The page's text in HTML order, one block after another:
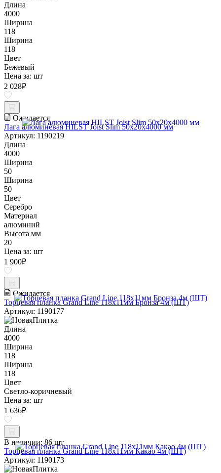
Длина
4000
Ширина
118
Ширина
118
Цвет
Бежевый
Цена за: шт
2 028₽
Ожидается
Лага алюминевая HILST Joist Slim 50х20х4000 мм
Артикул: 1190219
Длина
4000
Ширина
50
Ширина
50
Цвет
Серебро
Материал
алюминий
Высота мм
20
Цена за: шт
1 900₽
Ожидается
Торцевая планка Grand Line 118х11мм Бронза 4м (ШТ)
Артикул: 1190177
Длина
4000
Ширина
118
Ширина
118
Цвет
Светло-коричневый
Цена за: шт
1 636₽
В наличии: 86 шт
Торцевая планка Grand Line 118х11мм Какао 4м (ШТ)
Артикул: 1190173